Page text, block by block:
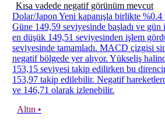
Kısa vadede negatif görünüm mevcut
Dolar/Japon Yeni kapanışla birlikte
Güne 149,59 seviyesinde başladı ve
en düşük 149,51 seviyesinden işlem
seviyesinde tamamladı. MACD çizgisi
negatif bölgede yer alıyor. Yükseliş
153,15 seviyesi takip edilirken bu
153,97 takip edilebilir. Negatif
ve 146,71 olarak izlenebilir.
Altın •